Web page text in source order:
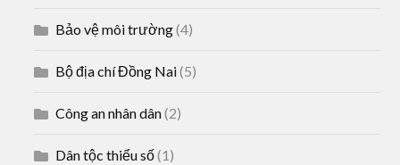
Bảo vệ môi trường(4)
Bộ địa chí Đồng Nai(5)
Công an nhân dân(2)
Dân tộc thiểu số(1)